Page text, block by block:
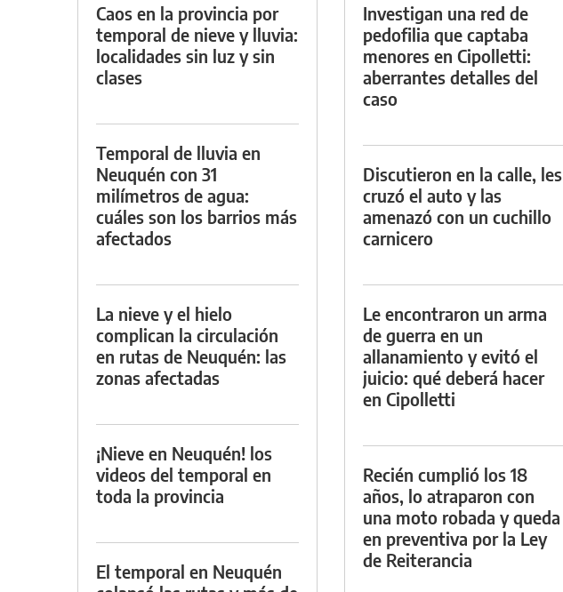
Caos en la provincia por
temporal de nieve y lluvia:
localidades sin luz y sin
clases
Temporal de lluvia en
Neuquén con 31
milímetros de agua:
cuáles son los barrios más
afectados
La nieve y el hielo
complican la circulación
en rutas de Neuquén: las
zonas afectadas
¡Nieve en Neuquén! los
videos del temporal en
toda la provincia
El temporal en Neuquén
Investigan una red de
pedofilia que captaba
menores en Cipolletti:
aberrantes detalles del
caso
Discutieron en la calle, les
cruzó el auto y las
amenazó con un cuchillo
carnicero
Le encontraron un arma
de guerra en un
allanamiento y evitó el
juicio: qué deberá hacer
en Cipolletti
Recién cumplió los 18
años, lo atraparon con
una moto robada y queda
en preventiva por la Ley
de Reiterancia